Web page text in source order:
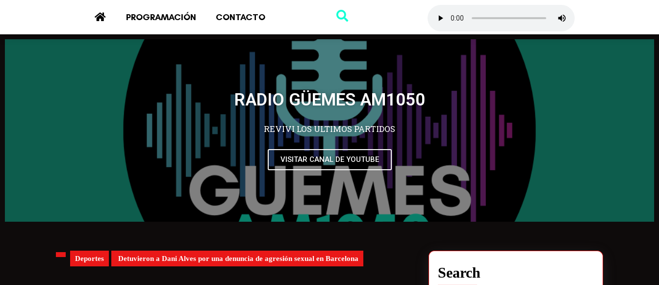
PROGRAMACIÓN CONTACTO
RADIO GÜEMES AM1050
REVIVI LOS ULTIMOS PARTIDOS
VISITAR CANAL DE YOUTUBE
Deportes Detuvieron a Dani Alves por una denuncia de agresión sexual en Barcelona
Search